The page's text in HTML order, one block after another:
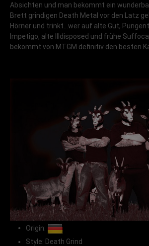
Absichten und man bekommt ein
Brett grindigen Death Metal vor den Latz
Hörner und trinkt...wer auf alte Gut,
Impetigo, alte Illdisposed und frühe
bekommt von MTGM definitiv den besten
Origin:
Style: Death Grind